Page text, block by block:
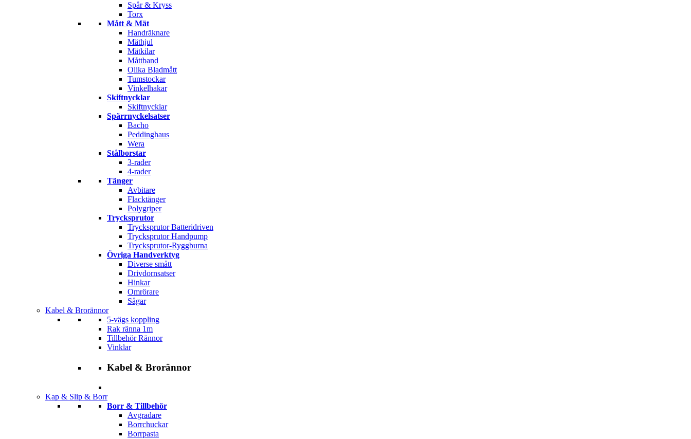
Spår & Kryss
Torx
Mått & Mät
Handräknare
Mäthjul
Mätkilar
Måttband
Olika Bladmått
Tumstockar
Vinkelhakar
Skiftnycklar
Skiftnycklar
Spärrnyckelsatser
Bacho
Peddinghaus
Wera
Stålborstar
3-rader
4-rader
Tänger
Avbitare
Flacktänger
Polygriper
Trycksprutor
Trycksprutor Batteridriven
Trycksprutor Handpump
Trycksprutor-Ryggburna
Övriga Handverktyg
Diverse smått
Drivdornsatser
Hinkar
Omrörare
Sågar
Kabel & Brorännor
5-vägs koppling
Rak ränna 1m
Tillbehör Rännor
Vinklar
Kabel & Brorännor
Kap & Slip & Borr
Borr & Tillbehör
Avgradare
Borrchuckar
Borrpasta